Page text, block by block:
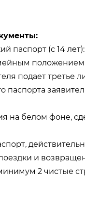
паспорт (с 14
подает третье
паспорта
на белом фоне,
и
2 чистые